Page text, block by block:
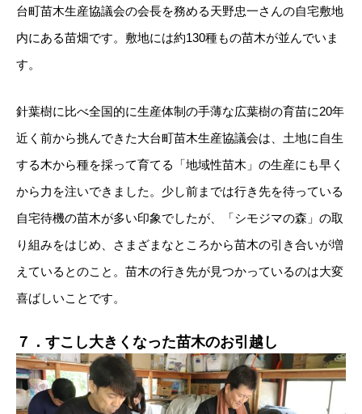
台町苗木生産協議会の会長を務める天野忠一さんの自宅敷地
内にある苗畑です。敷地には約130種もの苗木が並んでいま
す。
針葉樹に比べ全国的に生産体制の手薄な広葉樹の育苗に20年
近く前から挑んできた大台町苗木生産協議会は、土地に自生
する木から種を採って育てる「地域性苗木」の生産にも早く
から力を注いできました。少し前までは行き先を待っている
自宅待機の苗木が多い印象でしたが、「シモジマの森」の取
り組みをはじめ、さまざまなところから苗木の引き合いが増
えているとのこと。苗木の行き先が見つかっているのは大変
喜ばしいことです。
７．すこし大きくなった苗木のお引越し